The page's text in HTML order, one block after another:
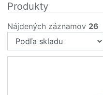
Produkty
Nájdených záznamov 26